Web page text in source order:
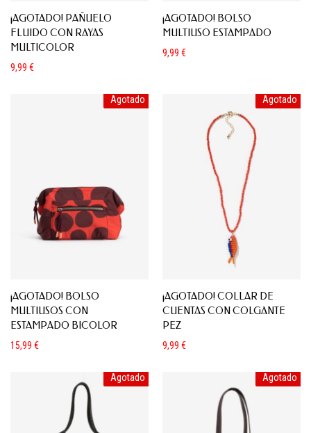
¡AGOTADO! PAÑUELO
FLUIDO CON RAYAS
MULTICOLOR
9,99 €
¡AGOTADO! BOLSO
MULTIUSO ESTAMPADO
9,99 €
Agotado
¡AGOTADO! BOLSO
MULTIUSOS CON
ESTAMPADO BICOLOR
15,99 €
Agotado
¡AGOTADO! COLLAR DE
CUENTAS CON COLGANTE
PEZ
9,99 €
Agotado Agotado